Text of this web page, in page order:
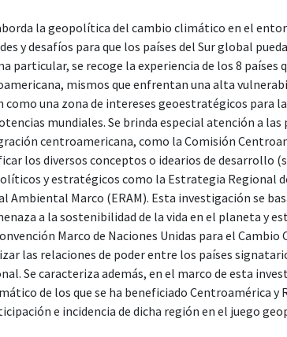
la geopolítica del cambio climático en el
y desafíos para que los países del Sur global
particular, se recoge la experiencia de los 8 países
mismos que enfrentan una alta
como una zona de intereses geoestratégicos para
mundiales. Se brinda especial atención a las
centroamericana, como la Comisión
los diversos conceptos o idearios de desarrollo
y estratégicos como la Estrategia Regional
Ambiental Marco (ERAM). Esta investigación se
a la sostenibilidad de la vida en el planeta y
Marco de Naciones Unidas para el
las relaciones de poder entre los países
Se caracteriza además, en el marco de esta
de los que se ha beneficiado Centroamérica y
e incidencia de dicha región en el juego